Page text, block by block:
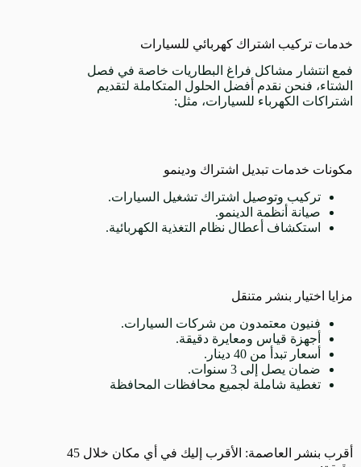
خدمات تركيب اشتراك كهربائي للسيارات
فمع انتشار مشاكل فراغ البطاريات خاصة في فصل
الشتاء، فنحن نقدم أفضل الحلول المتكاملة لتقديم
اشتراكات الكهرباء للسيارات، مثل:
مكونات خدمات تبديل اشتراك ودينمو
تركيب وتوصيل اشتراك تشغيل السيارات.
صيانة أنظمة الدينمو.
استكشاف أعطال نظام التغذية الكهربائية.
مزايا اختيار بنشر متنقل
فنيون معتمدون من شركات السيارات.
أجهزة قياس ومعايرة دقيقة.
أسعار تبدأ من 40 دينار.
ضمان يصل إلى 3 سنوات.
تغطية شاملة لجميع محافظات المحافظة
أقرب بنشر العاصمة: الأقرب إليك في أي مكان خلال 45